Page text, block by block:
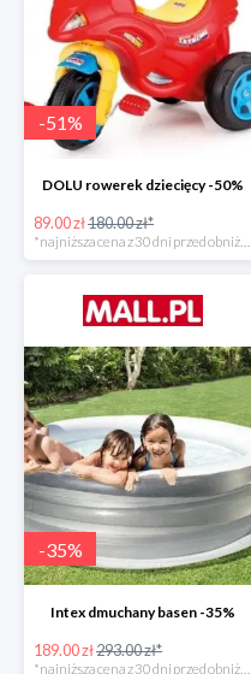
-51%
DOLU rowerek dziecięcy -50%
89.00 zł180.00 zł*
*najniższa cena z 30 dni przed obniżką
-35%
Intex dmuchany basen -35%
189.00 zł293.00 zł*